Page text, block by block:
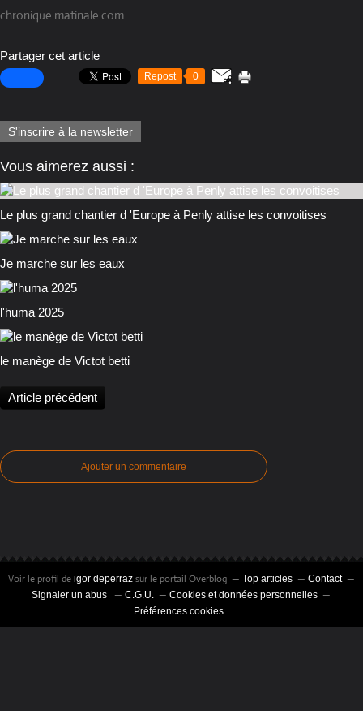
chronique matinale.com
Partager cet article
Repost 0
S'inscrire à la newsletter
Vous aimerez aussi :
Le plus grand chantier d 'Europe à Penly attise les convoitises
Je marche sur les eaux
l'huma 2025
le manège de Victot betti
Article précédent
Ajouter un commentaire
Voir le profil de igor deperraz sur le portail Overblog Top articles
Contact
Signaler un abus
C.G.U.
Cookies et données personnelles
Préférences cookies